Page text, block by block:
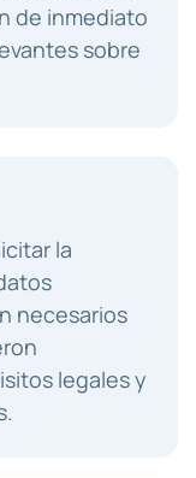
de inmediato
sobre
la
necesarios
legales y